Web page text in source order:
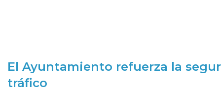
El Ayuntamiento refuerza la
tráfico